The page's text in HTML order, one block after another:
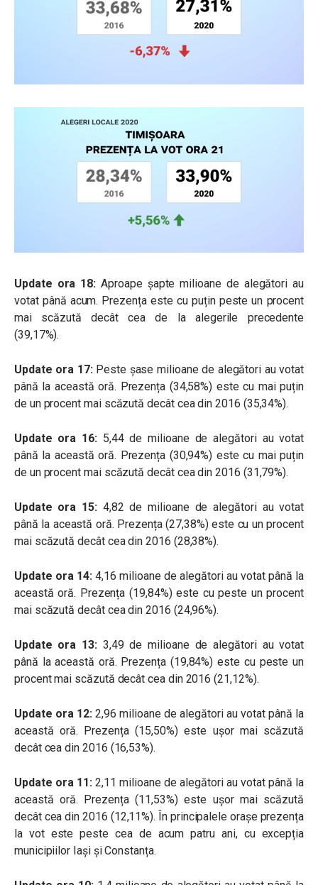
Update ora 18: Aproape șapte milioane de alegători au
votat până acum. Prezența este cu puțin peste un procent
mai scăzută decât cea de la alegerile precedente
(39,17%).
Update ora 17:Peste șase milioane de alegători au votat
până la această oră. Prezența (34,58%) este cu mai puțin
de un procent mai scăzută decât cea din 2016 (35,34%).
Update ora 16:5,44 de milioane de alegători au votat
până la această oră. Prezența (30,94%) este cu mai puțin
de un procent mai scăzută decât cea din 2016 (31,79%).
Update ora 15:4,82 de milioane de alegători au votat
până la această oră. Prezența (27,38%) este cu un procent
mai scăzută decât cea din 2016 (28,38%).
Update ora 14:4,16 milioane de alegători au votat până la
această oră. Prezența (19,84%) este cu peste un procent
mai scăzută decât cea din 2016 (24,96%).
Update ora 13:3,49 de milioane de alegători au votat
până la această oră. Prezența (19,84%) este cu peste un
procent mai scăzută decât cea din 2016 (21,12%).
Update ora 12:2,96 milioane de alegători au votat până la
această oră. Prezența (15,50%) este ușor mai scăzută
decât cea din 2016 (16,53%).
Update ora 11:2,11 milioane de alegători au votat până la
această oră. Prezența (11,53%) este ușor mai scăzută
decât cea din 2016 (12,11%). În principalele orașe prezența
la vot este peste cea de acum patru ani, cu excepția
municipiilor Iași și Constanța.